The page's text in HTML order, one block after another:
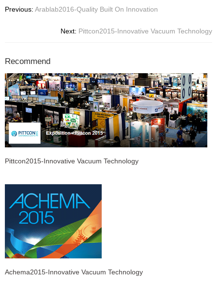
Previous: Arablab2016-Quality Built On Innovation
Next: Pittcon2015-Innovative Vacuum Technology
Recommend
Pittcon2015-Innovative Vacuum Technology
Achema2015-Innovative Vacuum Technology